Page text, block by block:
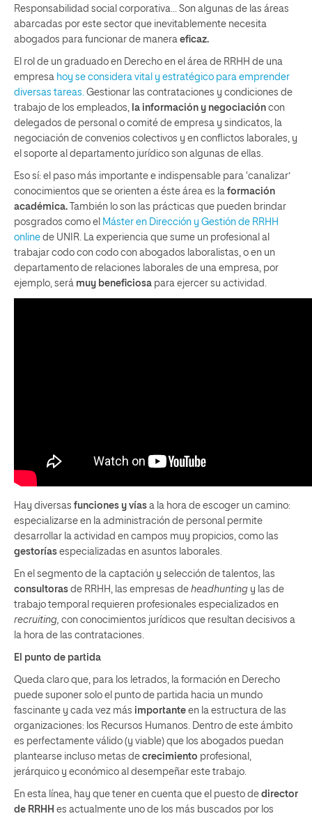
Responsabilidad social corporativa… Son algunas de las áreas
abarcadas por este sector que inevitablemente necesita
abogados para funcionar de manera eficaz.
El rol de un graduado en Derecho en el área de RRHH de una
empresa hoy se considera vital y estratégico para emprender
diversas tareas. Gestionar las contrataciones y condiciones de
trabajo de los empleados, la información y negociación con
delegados de personal o comité de empresa y sindicatos, la
negociación de convenios colectivos y en conflictos laborales, y
el soporte al departamento jurídico son algunas de ellas.
Eso sí: el paso más importante e indispensable para ‘canalizar’
conocimientos que se orienten a éste área es la formación
académica. También lo son las prácticas que pueden brindar
posgrados como el Máster en Dirección y Gestión de RRHH
online de UNIR. La experiencia que sume un profesional al
trabajar codo con codo con abogados laboralistas, o en un
departamento de relaciones laborales de una empresa, por
ejemplo, será muy beneficiosa para ejercer su actividad.
Hay diversas funciones y vías a la hora de escoger un camino:
especializarse en la administración de personal permite
desarrollar la actividad en campos muy propicios, como las
gestorías especializadas en asuntos laborales.
En el segmento de la captación y selección de talentos, las
consultoras de RRHH, las empresas de headhunting y las de
trabajo temporal requieren profesionales especializados en
recruiting, con conocimientos jurídicos que resultan decisivos a
la hora de las contrataciones.
El punto de partida
Queda claro que, para los letrados, la formación en Derecho
puede suponer solo el punto de partida hacia un mundo
fascinante y cada vez más importante en la estructura de las
organizaciones: los Recursos Humanos. Dentro de este ámbito
es perfectamente válido (y viable) que los abogados puedan
plantearse incluso metas de crecimiento profesional,
jerárquico y económico al desempeñar este trabajo.
En esta línea, hay que tener en cuenta que el puesto de director
de RRHH es actualmente uno de los más buscados por los